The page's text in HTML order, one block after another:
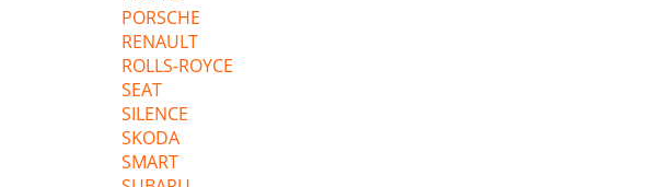
PORSCHE
RENAULT
ROLLS-ROYCE
SEAT
SILENCE
SKODA
SMART